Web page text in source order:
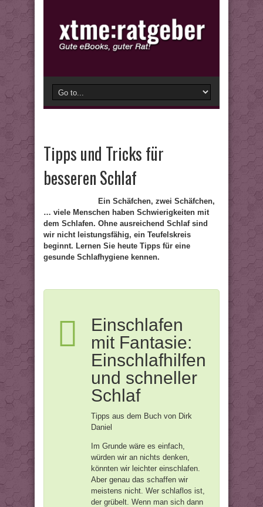
Tipps und Tricks für
besseren Schlaf
Ein Schäfchen, zwei Schäfchen,
… viele Menschen haben Schwierigkeiten mit
dem Schlafen. Ohne ausreichend Schlaf sind
wir nicht leistungsfähig, ein Teufelskreis
beginnt. Lernen Sie heute Tipps für eine
gesunde Schlafhygiene kennen.
Einschlafen
mit Fantasie:
Einschlafhilfen
und schneller
Schlaf
Tipps aus dem Buch von Dirk
Daniel
Im Grunde wäre es einfach,
würden wir an nichts denken,
könnten wir leichter einschlafen.
Aber genau das schaffen wir
meistens nicht. Wer schlaflos ist,
der grübelt. Wenn man sich dann